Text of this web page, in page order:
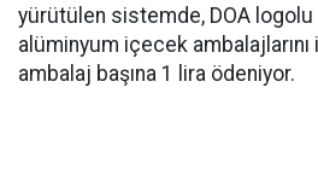
yürütülen sistemde, DOA
alüminyum içecek
ambalaj başına 1 lira ödeniyor.